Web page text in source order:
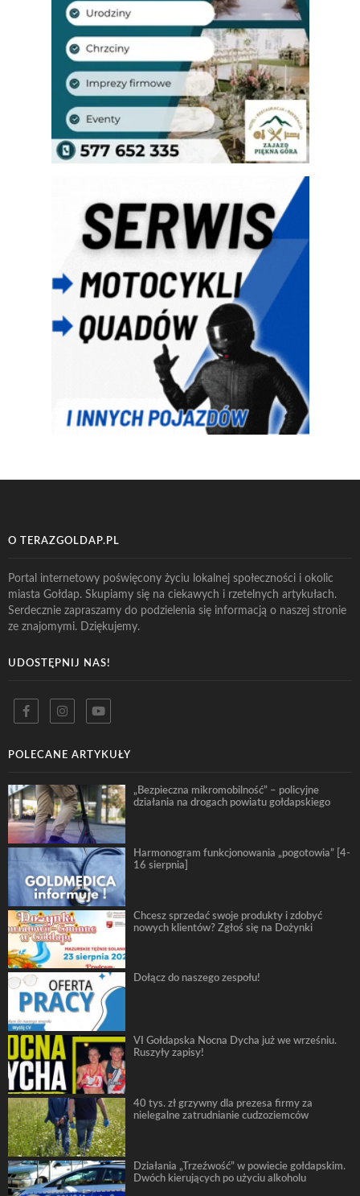
O TERAZGOLDAP.PL
Portal internetowy poświęcony życiu lokalnej społeczności i okolic
miasta Gołdap. Skupiamy się na ciekawych i rzetelnych artykułach.
Serdecznie zapraszamy do podzielenia się informacją o naszej stronie
ze znajomymi. Dziękujemy.
UDOSTĘPNIJ NAS!
POLECANE ARTYKUŁY
„Bezpieczna mikromobilność” – policyjne
działania na drogach powiatu gołdapskiego
Harmonogram funkcjonowania „pogotowia” [4-
16 sierpnia]
Chcesz sprzedać swoje produkty i zdobyć
nowych klientów? Zgłoś się na Dożynki
Dołącz do naszego zespołu!
VI Gołdapska Nocna Dycha już we wrześniu.
Ruszyły zapisy!
40 tys. zł grzywny dla prezesa firmy za
nielegalne zatrudnianie cudzoziemców
Działania „Trzeźwość” w powiecie gołdapskim.
Dwóch kierujących po użyciu alkoholu